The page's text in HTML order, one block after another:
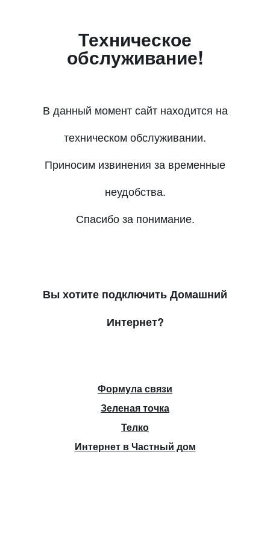
Техническое
обслуживание!
В данный момент сайт находится на
техническом обслуживании.
Приносим извинения за временные
неудобства.
Спасибо за понимание.
Вы хотите подключить Домашний
Интернет?
Формула связи
Зеленая точка
Телко
Интернет в Частный дом